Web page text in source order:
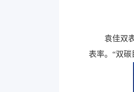
袁佳双
表率。“双